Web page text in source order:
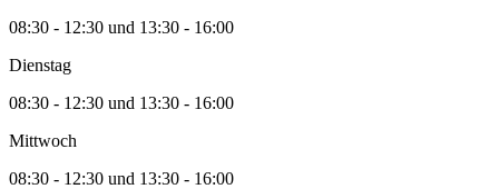
08:30 - 12:30 und 13:30 - 16:00
Dienstag
08:30 - 12:30 und 13:30 - 16:00
Mittwoch
08:30 - 12:30 und 13:30 - 16:00